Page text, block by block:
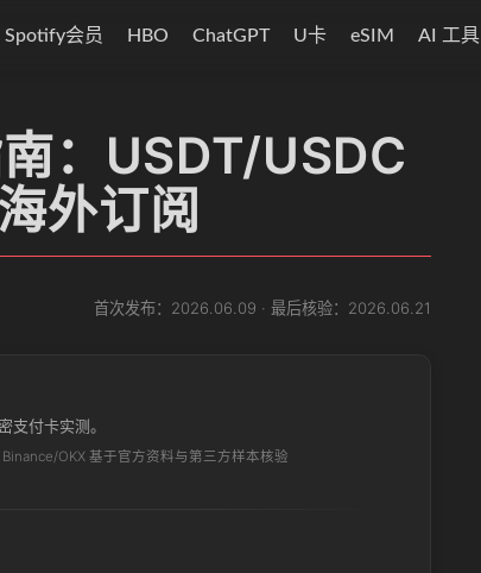
Spotify会员 HBO ChatGPT U卡 eSIM AI 工具
：USDT/USDC
外订阅
首次发布： 2026.06.09 · 最后核验： 2026.06.21
付卡实测。
OKX 基于官方资料与第三方样本核验